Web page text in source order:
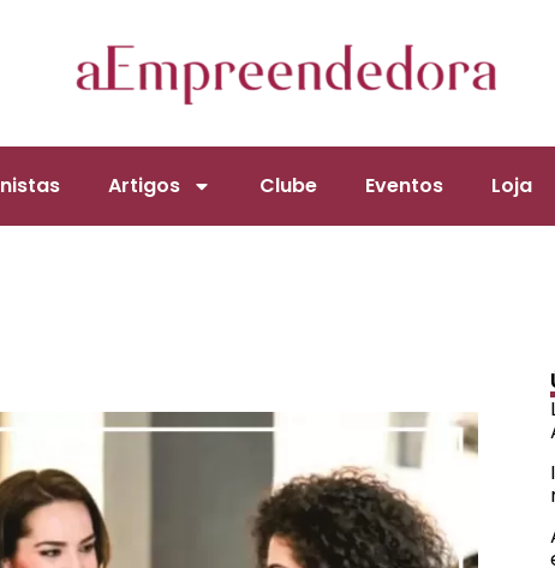
Artigos Clube Eventos Loja